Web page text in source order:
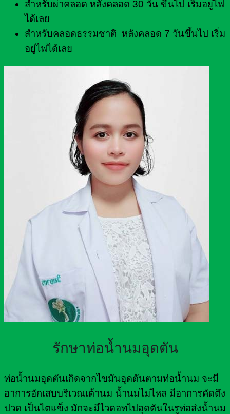
สำหรับผ่าคลอด หลังคลอด 30 วัน ขึ้นไป เริ่มอยู่ไฟ
ได้เลย
สำหรับคลอดธรรมชาติ หลังคลอด 7 วันขึ้นไป เริ่ม
อยู่ไฟได้เลย
รักษาท่อน้ำนมอุดตัน
ท่อน้ำนมอุดตันเกิดจากไขมันอุดตันตามท่อน้ำนม จะมี
อาการอักเสบบริเวณเต้านม น้ำนมไม่ไหล มีอาการคัดตึง
ปวด เป็นไตแข็ง มักจะมีไวดอทไปอุดตันในรูท่อส่งน้ำนม